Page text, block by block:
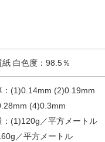
紙 白色度：98.5％
：(1)0.14mm (2)0.19mm
(4)0.3mm
：(1)120g／平方メートル
／平方メートル